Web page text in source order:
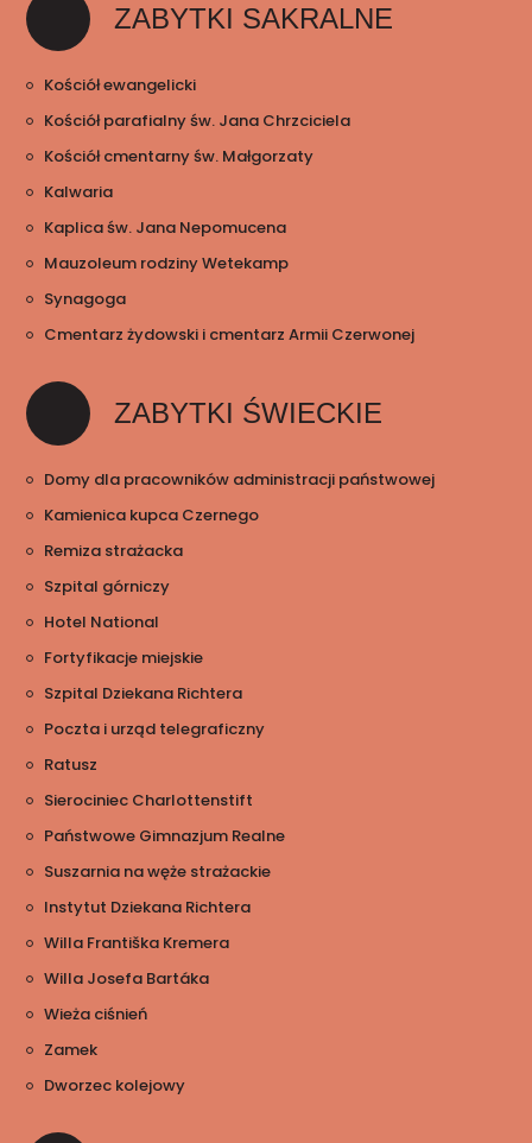
ZABYTKI SAKRALNE
Kościół ewangelicki
Kościół parafialny św. Jana Chrzciciela
Kościół cmentarny św. Małgorzaty
Kalwaria
Kaplica św. Jana Nepomucena
Mauzoleum rodziny Wetekamp
Synagoga
Cmentarz żydowski i cmentarz Armii Czerwonej
ZABYTKI ŚWIECKIE
Domy dla pracowników administracji państwowej
Kamienica kupca Czernego
Remiza strażacka
Szpital górniczy
Hotel National
Fortyfikacje miejskie
Szpital Dziekana Richtera
Poczta i urząd telegraficzny
Ratusz
Sierociniec Charlottenstift
Państwowe Gimnazjum Realne
Suszarnia na węże strażackie
Instytut Dziekana Richtera
Willa Františka Kremera
Willa Josefa Bartáka
Wieża ciśnień
Zamek
Dworzec kolejowy